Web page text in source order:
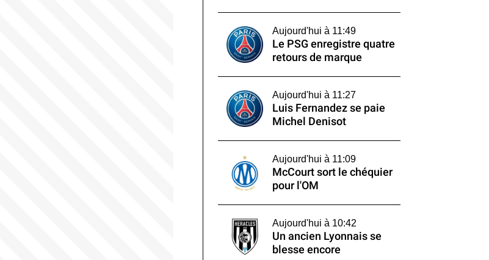
Aujourd'hui à 11:49
Le PSG enregistre quatre
retours de marque
Aujourd'hui à 11:27
Luis Fernandez se paie
Michel Denisot
Aujourd'hui à 11:09
McCourt sort le chéquier
pour l'OM
Aujourd'hui à 10:42
Un ancien Lyonnais se
blesse encore